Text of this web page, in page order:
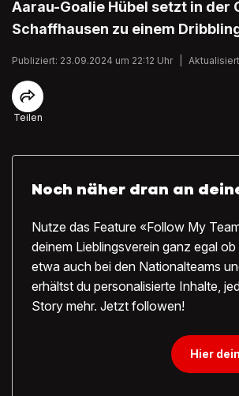
Aarau-Goalie Hübel setzt in der
Schaffhausen zu einem
Publiziert: 23.09.2024 um 22:12 Uhr
Teilen
Noch näher dran an
Nutze das Feature «Follow My
deinem Lieblingsverein ganz egal
etwa auch bei den Nationalteams
erhältst du personalisierte Inhalte,
Story mehr. Jetzt followen!
Hier